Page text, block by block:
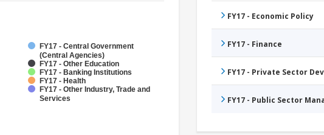
FY17 - Central Government
(Central Agencies)
FY17 - Other Education
FY17 - Banking Institutions
FY17 - Health
FY17 - Other Industry, Trade and
Services
FY17 - Economic Policy
FY17 - Finance
FY17 - Private Sector
FY17 - Public Sector